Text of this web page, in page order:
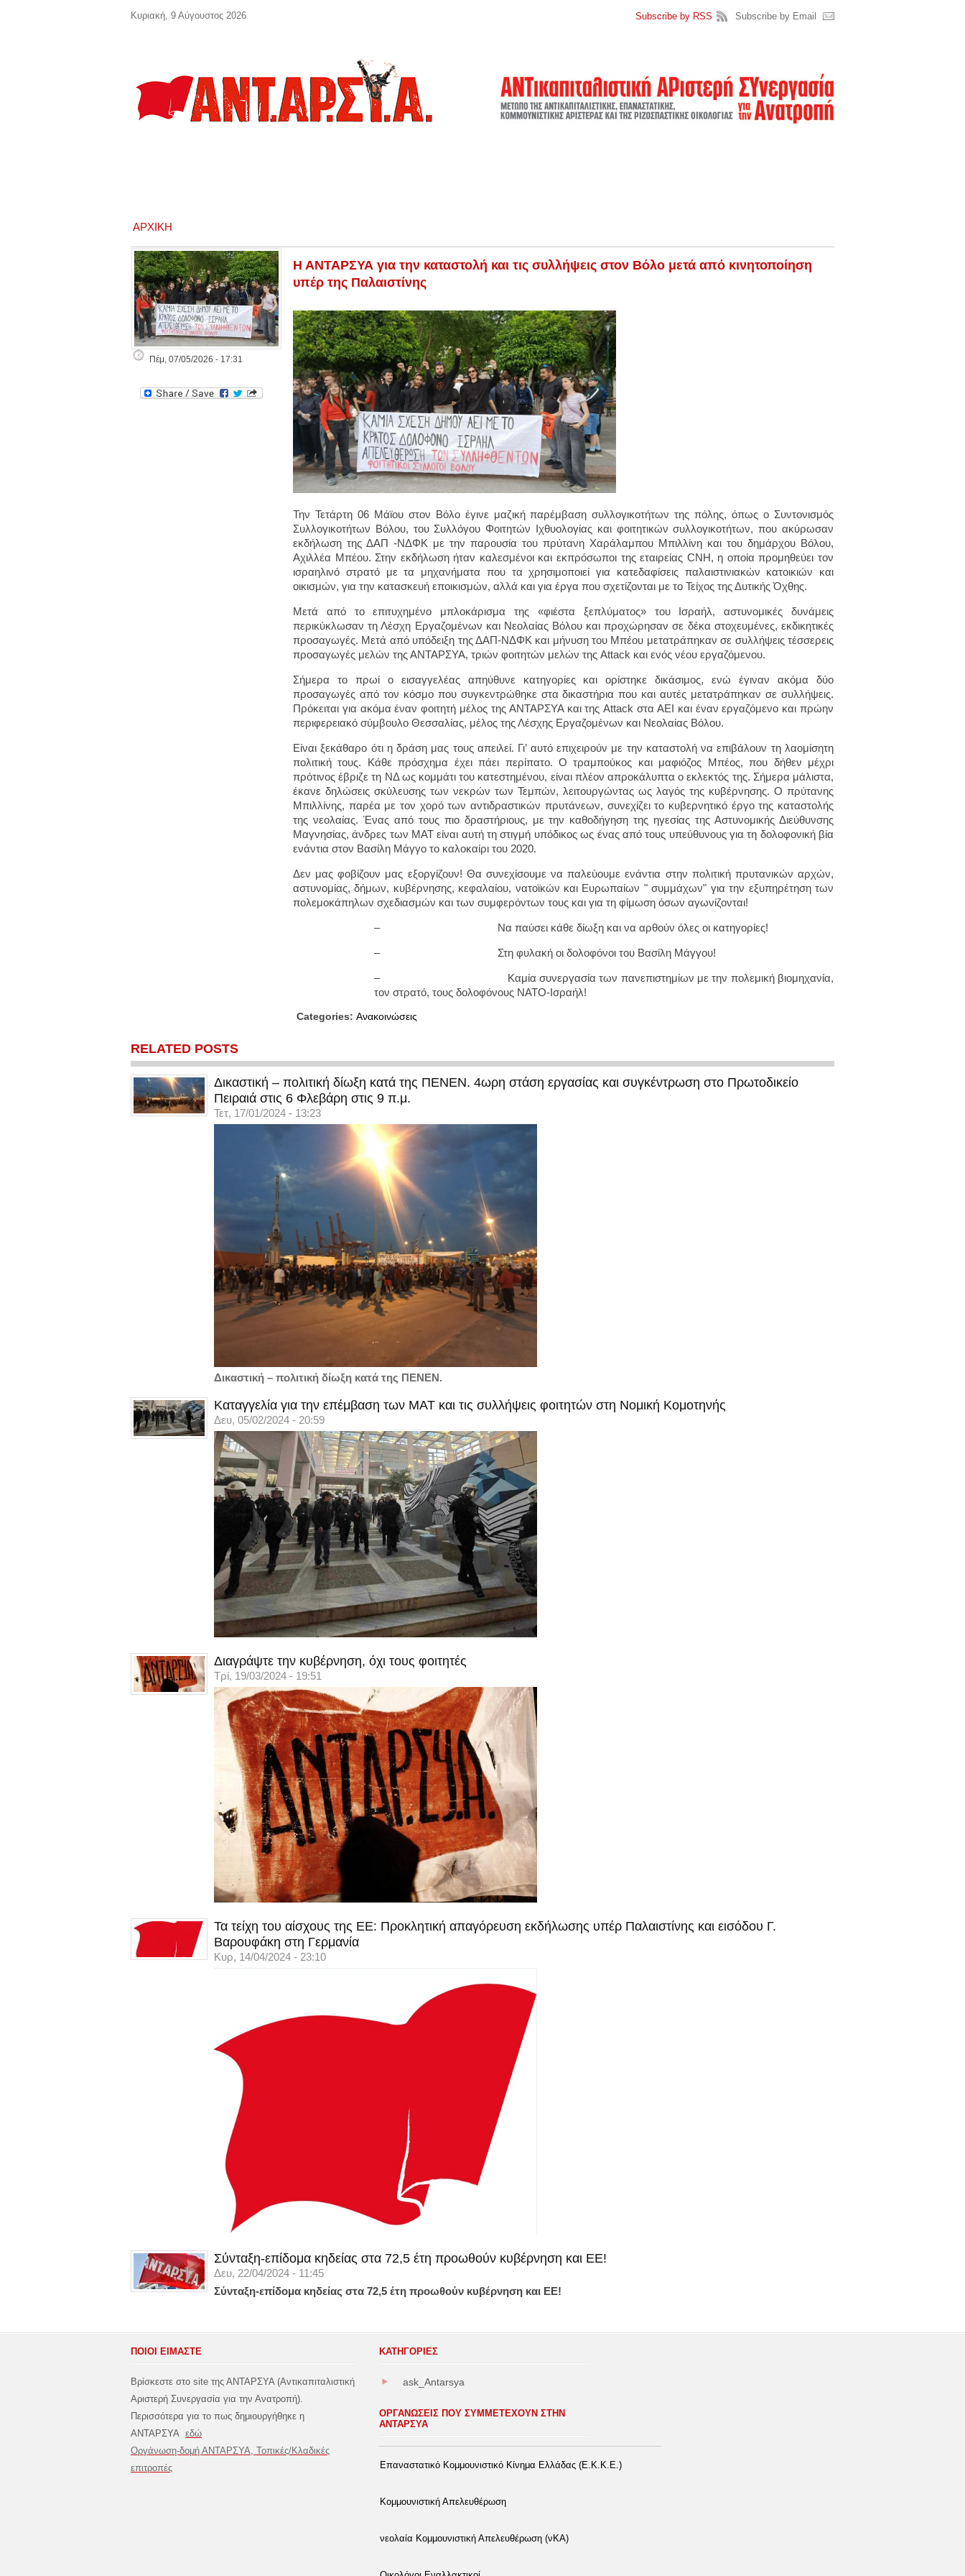
ΑΡΧΙΚΉ
Πέμ, 07/05/2026 - 17:31
Η ΑΝΤΑΡΣΥΑ για την καταστολή και τις συλλήψεις στον Βόλο μετά από κινητοποίηση
υπέρ της Παλαιστίνης
Την Τετάρτη 06 Μάϊου στον Βόλο έγινε μαζική παρέμβαση συλλογικοτήτων της πόλης, όπως ο Συντονισμός
Συλλογικοτήτων Βόλου, του Συλλόγου Φοιτητών Ιχθυολογίας και φοιτητικών συλλογικοτήτων, που ακύρωσαν
εκδήλωση της ΔΑΠ -ΝΔΦΚ με την παρουσία του πρύτανη Χαράλαμπου Μπιλλίνη και του δημάρχου Βόλου,
Αχιλλέα Μπέου. Στην εκδήλωση ήταν καλεσμένοι και εκπρόσωποι της εταιρείας CNH, η οποία προμηθεύει τον
ισραηλινό στρατό με τα μηχανήματα που τα χρησιμοποιεί για κατεδαφίσεις παλαιστινιακών κατοικιών και
οικισμών, για την κατασκευή εποικισμών, αλλά και για έργα που σχετίζονται με το Τείχος της Δυτικής Όχθης.
Μετά από το επιτυχημένο μπλοκάρισμα της «φιέστα ξεπλύματος» του Ισραήλ, αστυνομικές δυνάμεις
περικύκλωσαν τη Λέσχη Εργαζομένων και Νεολαίας Βόλου και προχώρησαν σε δέκα στοχευμένες, εκδικητικές
προσαγωγές. Μετά από υπόδειξη της ΔΑΠ-ΝΔΦΚ και μήνυση του Μπέου μετατράπηκαν σε συλλήψεις τέσσερεις
προσαγωγές μελών της ΑΝΤΑΡΣΥΑ, τριών φοιτητών μελών της Attack και ενός νέου εργαζόμενου.
Σήμερα το πρωί ο εισαγγελέας απηύθυνε κατηγορίες και ορίστηκε δικάσιμος, ενώ έγιναν ακόμα δύο
προσαγωγές από τον κόσμο που συγκεντρώθηκε στα δικαστήρια που και αυτές μετατράπηκαν σε συλλήψεις.
Πρόκειται για ακόμα έναν φοιτητή μέλος της ΑΝΤΑΡΣΥΑ και της Attack στα ΑΕΙ και έναν εργαζόμενο και πρώην
περιφερειακό σύμβουλο Θεσσαλίας, μέλος της Λέσχης Εργαζομένων και Νεολαίας Βόλου.
Είναι ξεκάθαρο ότι η δράση μας τους απειλεί. Γι’ αυτό επιχειρούν με την καταστολή να επιβάλουν τη λαομίσητη
πολιτική τους. Κάθε πρόσχημα έχει πάει περίπατο. Ο τραμπούκος και μαφιόζος Μπέος, που δήθεν μέχρι
πρότινος έβριζε τη ΝΔ ως κομμάτι του κατεστημένου, είναι πλέον απροκάλυπτα ο εκλεκτός της. Σήμερα μάλιστα,
έκανε δηλώσεις σκύλευσης των νεκρών των Τεμπών, λειτουργώντας ως λαγός της κυβέρνησης. Ο πρύτανης
Μπιλλίνης, παρέα με τον χορό των αντιδραστικών πρυτάνεων, συνεχίζει το κυβερνητικό έργο της καταστολής
της νεολαίας. Ένας από τους πιο δραστήριους, με την καθοδήγηση της ηγεσίας της Αστυνομικής Διεύθυνσης
Μαγνησίας, άνδρες των ΜΑΤ είναι αυτή τη στιγμή υπόδικος ως ένας από τους υπεύθυνους για τη δολοφονική βία
ενάντια στον Βασίλη Μάγγο το καλοκαίρι του 2020.
Δεν μας φοβίζουν μας εξοργίζουν! Θα συνεχίσουμε να παλεύουμε ενάντια στην πολιτική πρυτανικών αρχών,
αστυνομίας, δήμων, κυβέρνησης, κεφαλαίου, νατοϊκών και Ευρωπαίων " συμμάχων" για την εξυπηρέτηση των
πολεμοκάπηλων σχεδιασμών και των συμφερόντων τους και για τη φίμωση όσων αγωνίζονται!
– Να παύσει κάθε δίωξη και να αρθούν όλες οι κατηγορίες!
– Στη φυλακή οι δολοφόνοι του Βασίλη Μάγγου!
–
Καμία συνεργασία των πανεπιστημίων με την πολεμική βιομηχανία,
τον στρατό, τους δολοφόνους ΝΑΤΟ-Ισραήλ!
Categories: Ανακοινώσεις
RELATED POSTS
Δικαστική – πολιτική δίωξη κατά της ΠΕΝΕΝ. 4ωρη στάση εργασίας και συγκέντρωση στο Πρωτοδικείο
Πειραιά στις 6 Φλεβάρη στις 9 π.μ.
Τετ, 17/01/2024 - 13:23
Δικαστική – πολιτική δίωξη κατά της ΠΕΝΕΝ.
Καταγγελία για την επέμβαση των ΜΑΤ και τις συλλήψεις φοιτητών στη Νομική Κομοτηνής
Δευ, 05/02/2024 - 20:59
Διαγράψτε την κυβέρνηση, όχι τους φοιτητές
Τρί, 19/03/2024 - 19:51
Τα τείχη του αίσχους της ΕΕ: Προκλητική απαγόρευση εκδήλωσης υπέρ Παλαιστίνης και εισόδου Γ.
Βαρουφάκη στη Γερμανία
Κυρ, 14/04/2024 - 23:10
Σύνταξη-επίδομα κηδείας στα 72,5 έτη προωθούν κυβέρνηση και ΕΕ!
Δευ, 22/04/2024 - 11:45
Σύνταξη-επίδομα κηδείας στα 72,5 έτη προωθούν κυβέρνηση και ΕΕ!
Κυριακή, 9 Αύγουστος 2026 Subscribe by RSS Subscribe by Email
ΠΟΙΟΙ ΕΙΜΑΣΤΕ
Βρίσκεστε στο site της ΑΝΤΑΡΣΥΑ (Αντικαπιταλιστική
Αριστερή Συνεργασία για την Ανατροπή).
Περισσότερα για το πως δημιουργήθηκε η
ΑΝΤΑΡΣΥΑ εδώ
Οργάνωση-δομή ΑΝΤΑΡΣΥΑ, Τοπικές/Κλαδικές
επιτροπές
ΚΑΤΗΓΟΡΊΕΣ
ask_Antarsya
ΟΡΓΑΝΩΣΕΙΣ ΠΟΥ ΣΥΜΜΕΤΕΧΟΥΝ ΣΤΗΝ
ΑΝΤΑΡΣΥΑ
Επαναστατικό Κομμουνιστικό Κίνημα Ελλάδας (Ε.Κ.Κ.Ε.)
Κομμουνιστική Απελευθέρωση
νεολαία Κομμουνιστική Απελευθέρωση (νΚΑ)